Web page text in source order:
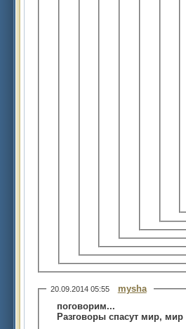
20.09.2014 05:55
mysha
поговорим...
Разговоры спасут мир,